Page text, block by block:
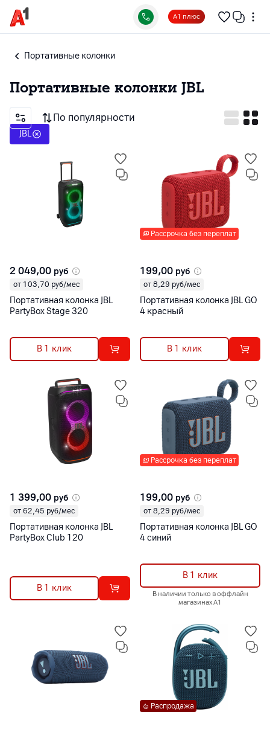
А1 плюс
Портативные колонки
Портативные колонки JBL
По популярности
JBL
2 049,00 руб
от 103,70 руб/мес
Портативная колонка JBL
PartyBox Stage 320
В 1 клик
Рассрочка без переплат
199,00 руб
от 8,29 руб/мес
Портативная колонка JBL GO
4 красный
В 1 клик
1 399,00 руб
от 62,45 руб/мес
Портативная колонка JBL
PartyBox Club 120
В 1 клик
Рассрочка без переплат
199,00 руб
от 8,29 руб/мес
Портативная колонка JBL GO
4 синий
В 1 клик
В наличии только в оффлайн
магазинах А1
Распродажа